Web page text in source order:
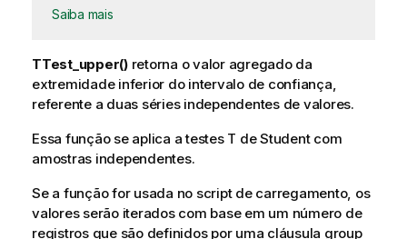
Saiba mais
TTest_upper()retorna o valor agregado da
extremidade inferior do intervalo de confiança,
referente a duas séries independentes de valores.
Essa função se aplica a testes T de Student com
amostras independentes.
Se a função for usada no script de carregamento, os
valores serão iterados com base em um número de
registros que são definidos por uma cláusula group